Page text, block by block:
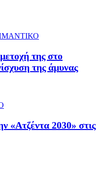
της στο
της άμυνας
«Ατζέντα 2030» στις